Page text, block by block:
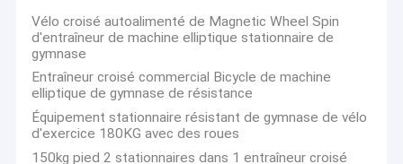
Équipements de force de luxe
Vélo croisé autoalimenté de Magnetic Wheel Spin
d'entraîneur de machine elliptique stationnaire de
gymnase
Entraîneur croisé commercial Bicycle de machine
elliptique de gymnase de résistance
Équipement stationnaire résistant de gymnase de vélo
d'exercice 180KG avec des roues
150kg pied 2 stationnaires dans 1 entraîneur croisé